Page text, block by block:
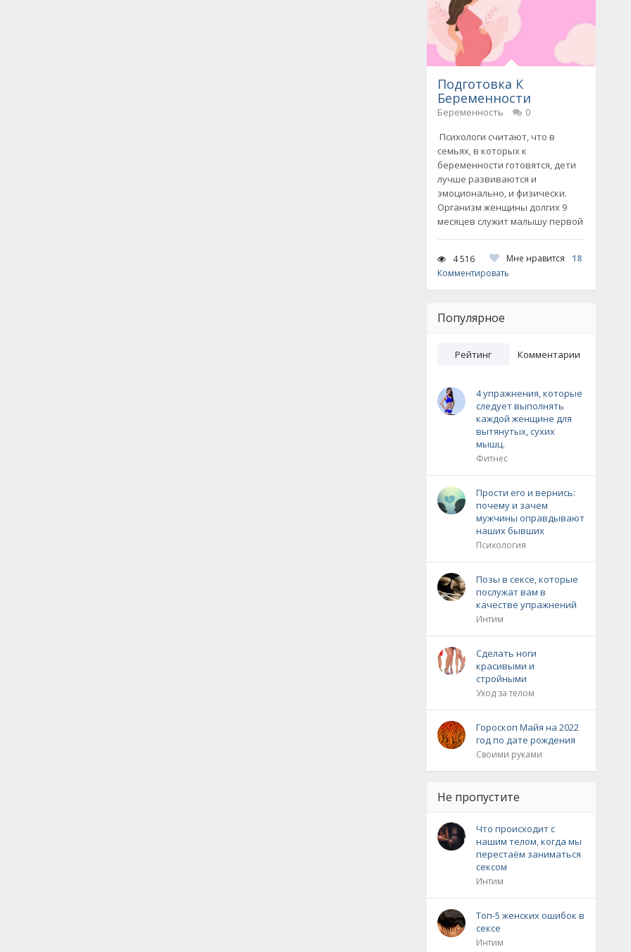
Подготовка К
Беременности
Беременность
0
Психологи считают, что в
семьях, в которых к
беременности готовятся, дети
лучше развиваются и
эмоционально, и физически.
Организм женщины долгих 9
месяцев служит малышу первой
4 516 Мне нравится
18
Комментировать
Популярное
Рейтинг Комментарии
4 упражнения, которые
следует выполнять
каждой женщине для
вытянутых, сухих
мышц.
Фитнес
Прости его и вернись:
почему и зачем
мужчины оправдывают
наших бывших
Психология
Позы в сексе, которые
послужат вам в
качестве упражнений
Интим
Сделать ноги
красивыми и
стройными
Уход за телом
Гороскоп Майя на 2022
год по дате рождения
Своими руками
Не пропустите
Что происходит с
нашим телом, когда мы
перестаём заниматься
сексом
Интим
Топ-5 женских ошибок в
сексе
Интим